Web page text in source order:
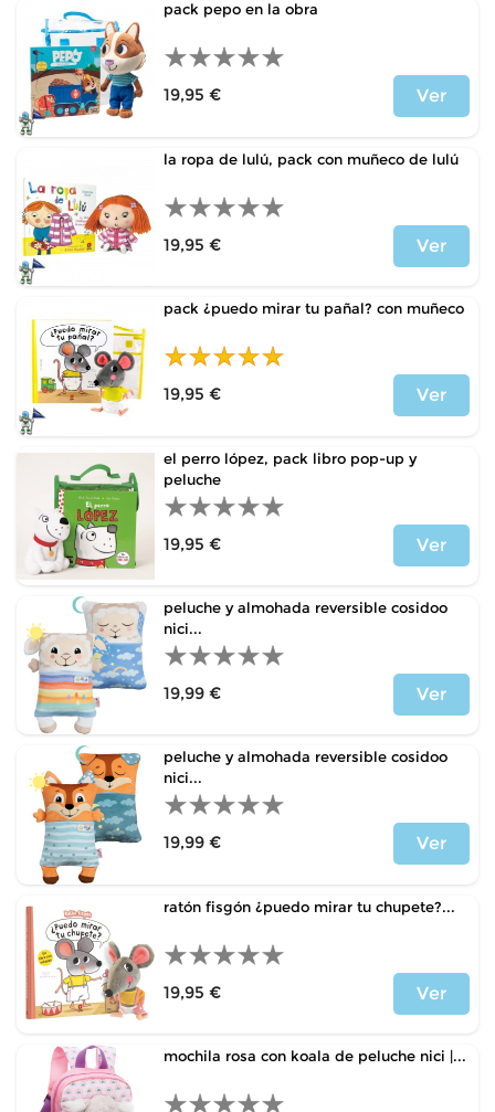
pack pepo en la obra
19,95 €
Ver
la ropa de lulú, pack con muñeco de lulú
19,95 €
Ver
pack ¿puedo mirar tu pañal? con muñeco
19,95 €
Ver
el perro lópez, pack libro pop-up y
peluche
19,95 €
Ver
peluche y almohada reversible cosidoo
nici...
19,99 €
Ver
peluche y almohada reversible cosidoo
nici...
19,99 €
Ver
ratón fisgón ¿puedo mirar tu chupete?...
19,95 €
Ver
mochila rosa con koala de peluche nici |...